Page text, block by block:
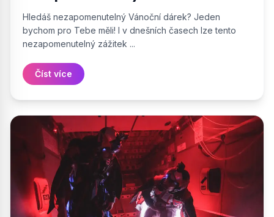
Hledáš nezapomenutelný Vánoční dárek? Jeden
bychom pro Tebe měli! I v dnešních časech lze tento
nezapomenutelný zážitek ...
Číst více